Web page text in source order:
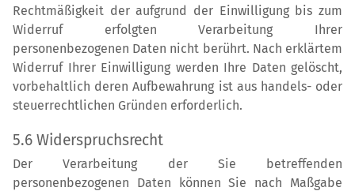
Rechtmäßigkeit der aufgrund der Einwilligung bis zum
Widerruf erfolgten Verarbeitung Ihrer
personenbezogenen Daten nicht berührt. Nach erklärtem
Widerruf Ihrer Einwilligung werden Ihre Daten gelöscht,
vorbehaltlich deren Aufbewahrung ist aus handels- oder
steuerrechtlichen Gründen erforderlich.
5.6 Widerspruchsrecht
Der Verarbeitung der Sie betreffenden
personenbezogenen Daten können Sie nach Maßgabe